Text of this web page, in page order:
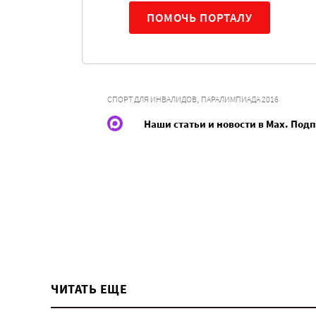
ПОМОЧЬ ПОРТАЛУ
СПОРТ ДЛЯ ИНВАЛИДОВ, ПАРАЛИМПИАДА 2016
Наши статьи и новости в Max.
ЧИТАТЬ ЕЩЕ